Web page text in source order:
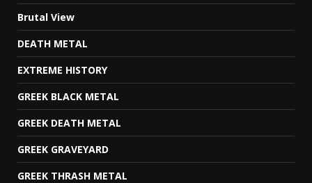
Brutal View
DEATH METAL
EXTREME HISTORY
GREEK BLACK METAL
GREEK DEATH METAL
GREEK GRAVEYARD
GREEK THRASH METAL